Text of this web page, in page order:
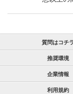
質問はコチ
推奨環境
企業情報
利用規約